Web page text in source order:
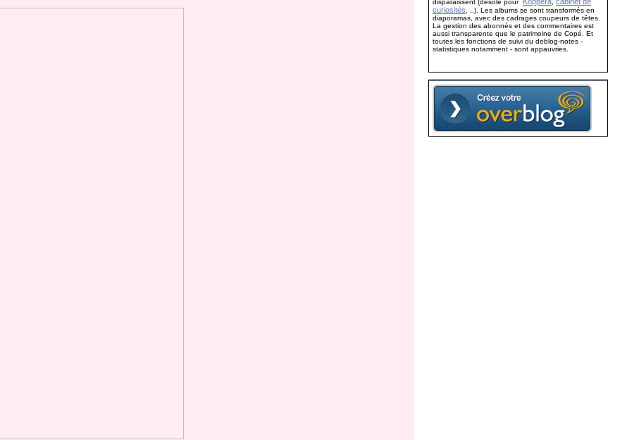
disparaissent (désolé pour
,
curiosités , ..). Les albums se sont transformés en
diaporamas, avec des cadrages coupeurs de têtes.
La gestion des abonnés et des commentaires est
aussi transparente que le patrimoine de Copé. Et
toutes les fonctions de suivi du deblog-notes -
statistiques notamment - sont appauvries.